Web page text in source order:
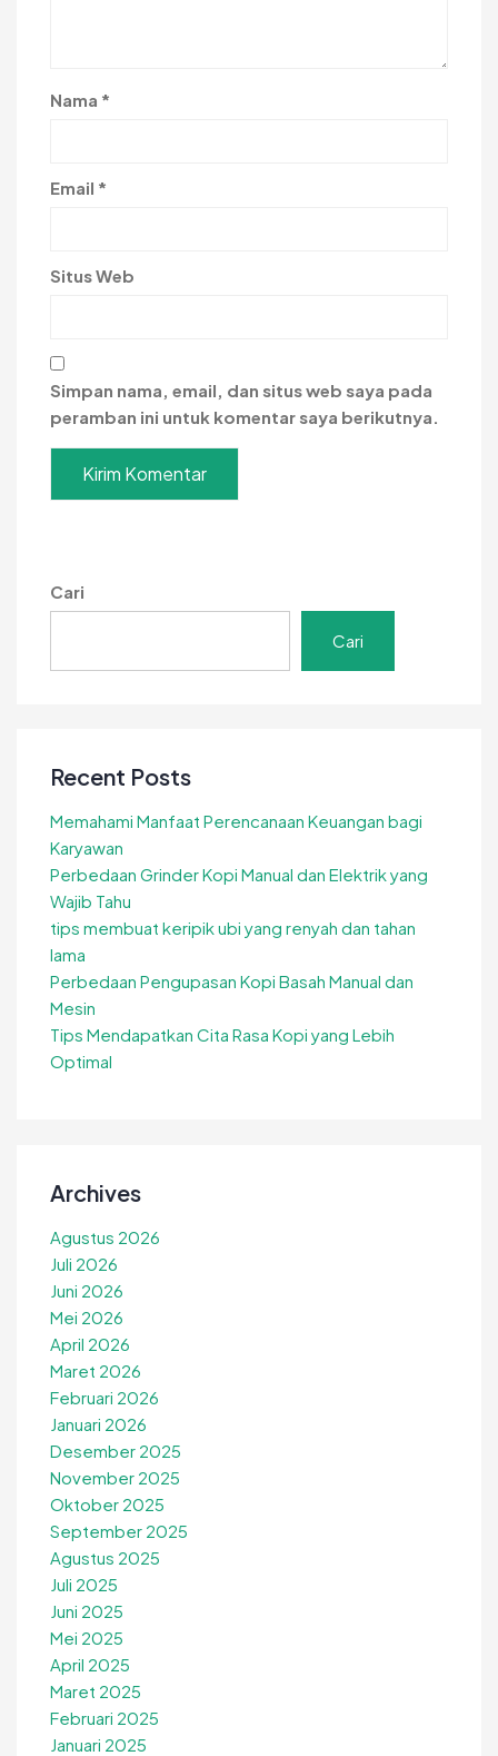
Nama *
Email *
Situs Web
Simpan nama, email, dan situs web saya pada
peramban ini untuk komentar saya berikutnya.
Cari
Cari
Recent Posts
Memahami Manfaat Perencanaan Keuangan bagi
Karyawan
Perbedaan Grinder Kopi Manual dan Elektrik yang
Wajib Tahu
tips membuat keripik ubi yang renyah dan tahan
lama
Perbedaan Pengupasan Kopi Basah Manual dan
Mesin
Tips Mendapatkan Cita Rasa Kopi yang Lebih
Optimal
Archives
Agustus 2026
Juli 2026
Juni 2026
Mei 2026
April 2026
Maret 2026
Februari 2026
Januari 2026
Desember 2025
November 2025
Oktober 2025
September 2025
Agustus 2025
Juli 2025
Juni 2025
Mei 2025
April 2025
Maret 2025
Februari 2025
Januari 2025